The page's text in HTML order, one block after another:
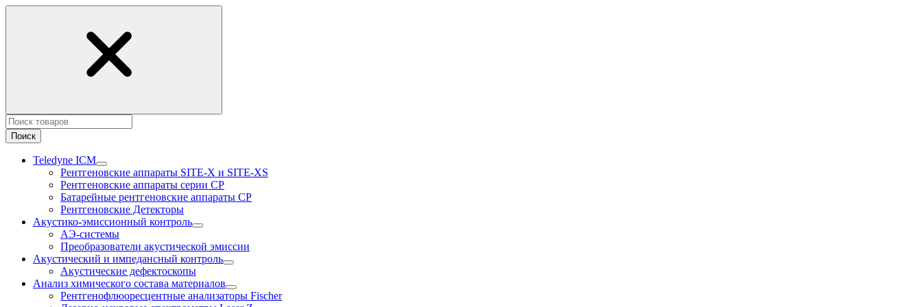
Поиск
Teledyne ICM
Рентгеновские аппараты SITE-X и SITE-XS
Рентгеновские аппараты серии CP
Батарейные рентгеновские аппараты CP
Рентгеновские Детекторы
Акустико-эмисcионный контроль
АЭ-системы
Преобразователи акустической эмиссии
Акустический и импедансный контроль
Акустические дефектоскопы
Анализ химического состава материалов
Рентгенофлюоресцентные анализаторы Fischer